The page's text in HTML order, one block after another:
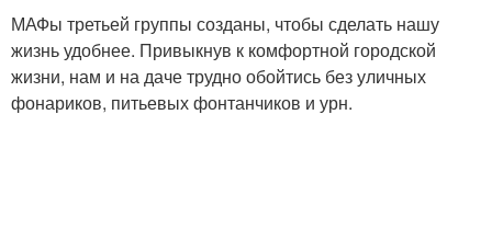
МАФы третьей группы созданы, чтобы сделать нашу
жизнь удобнее. Привыкнув к комфортной городской
жизни, нам и на даче трудно обойтись без уличных
фонариков, питьевых фонтанчиков и урн.